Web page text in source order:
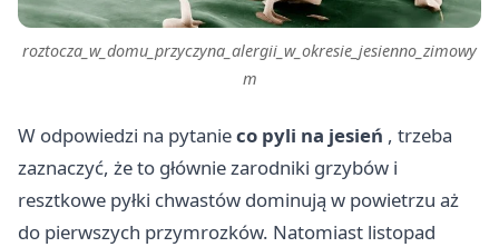
roztocza_w_domu_przyczyna_alergii_w_okresie_jesienno_zimowy
m
W odpowiedzi na pytanieco pyli na jesień , trzeba
zaznaczyć, że to głównie zarodniki grzybów i
resztkowe pyłki chwastów dominują w powietrzu aż
do pierwszych przymrozków. Natomiast listopad